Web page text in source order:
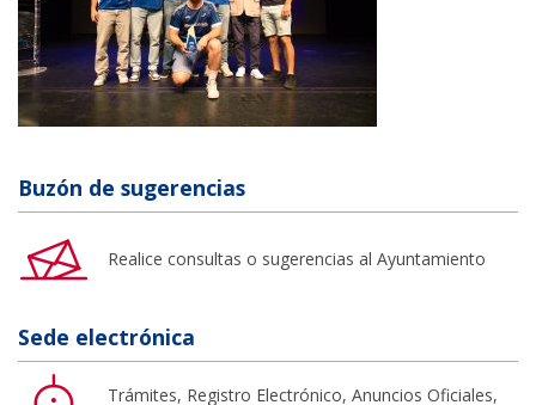
Buzón de sugerencias
Realice consultas o sugerencias al Ayuntamiento
Sede electrónica
Trámites, Registro Electrónico, Anuncios Oficiales,